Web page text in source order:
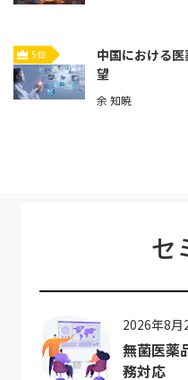
5位
中国における
望
余 知暁
セ
2026年8月
無菌医薬
務対応